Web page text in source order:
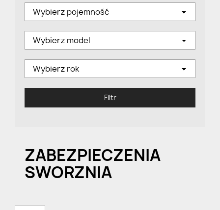
Wybierz pojemność
Wybierz model
Wybierz rok
Filtr
ZABEZPIECZENIA
SWORZNIA